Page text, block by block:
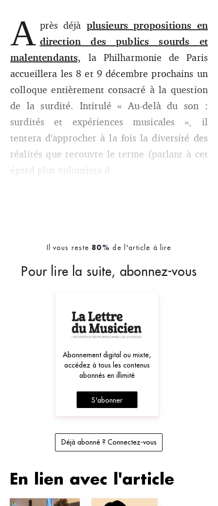
Musique et surdités : un colloque pour dissiper les
malentendus
A près déjà plusieurs propositions en
direction des publics sourds et
malentendants,
la Philharmonie de Paris
accueillera les 8 et 9 décembre prochains un
colloque entièrement consacré à la question
de la surdité. Intitulé « Au-delà du son :
surdités et expériences musicales », il
tentera d’approcher à la fois la diversité des
réalités que recouvre le terme (parlant à cet
égard plus volontiers d
Il vous reste 80% de l'article à lire
Pour lire la suite, abonnez-vous
Abonnement digital ou mixte,
accédez à tous les contenus
abonnés en illimité
S'abonner
Déjà abonné ? Connectez-vous
En lien avec l'article